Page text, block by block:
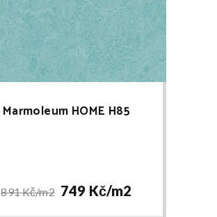
Marmoleum HOME H85
891 Kč/m2 749 Kč/m2